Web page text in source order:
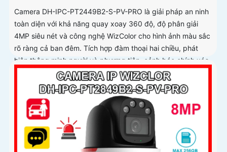
Camera DH-IPC-PT2449B2-S-PV-PRO là giải pháp an ninh
toàn diện với khả năng quay xoay 360 độ, độ phân giải
4MP siêu nét và công nghệ WizColor cho hình ảnh màu sắc
rõ ràng cả ban đêm. Tích hợp đàm thoại hai chiều, phát
hiện thông minh người và phương tiện, cảnh báo chính xác,
hỗ trợ thẻ nhớ lên đến 256GB